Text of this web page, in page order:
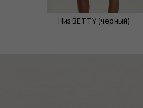
Низ BETTY (черный)